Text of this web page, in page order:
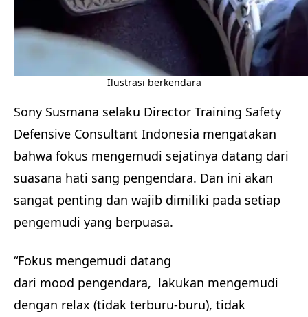
Ilustrasi berkendara
Sony Susmana selaku Director Training Safety
Defensive Consultant Indonesia mengatakan
bahwa fokus mengemudi sejatinya datang dari
suasana hati sang pengendara. Dan ini akan
sangat penting dan wajib dimiliki pada setiap
pengemudi yang berpuasa.
“Fokus mengemudi datang
dari mood pengendara, lakukan mengemudi
dengan relax (tidak terburu-buru), tidak